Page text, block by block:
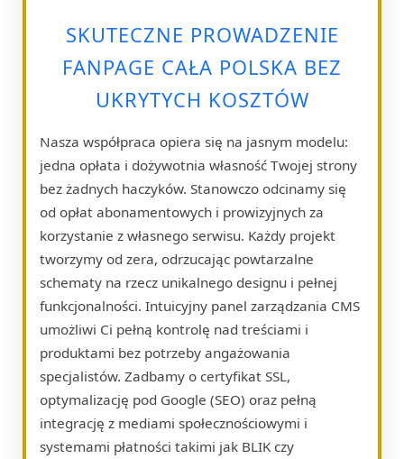
SKUTECZNE PROWADZENIE
FANPAGE CAŁA POLSKA BEZ
UKRYTYCH KOSZTÓW
Nasza współpraca opiera się na jasnym modelu:
jedna opłata i dożywotnia własność Twojej strony
bez żadnych haczyków. Stanowczo odcinamy się
od opłat abonamentowych i prowizyjnych za
korzystanie z własnego serwisu. Każdy projekt
tworzymy od zera, odrzucając powtarzalne
schematy na rzecz unikalnego designu i pełnej
funkcjonalności. Intuicyjny panel zarządzania CMS
umożliwi Ci pełną kontrolę nad treściami i
produktami bez potrzeby angażowania
specjalistów. Zadbamy o certyfikat SSL,
optymalizację pod Google (SEO) oraz pełną
integrację z mediami społecznościowymi i
systemami płatności takimi jak BLIK czy